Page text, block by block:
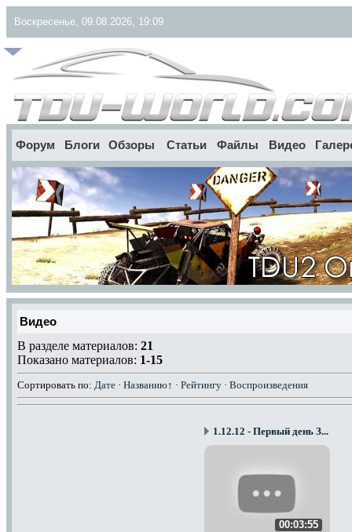
Воскресенье, 09.08.2026, 19:09
Форум Блоги Обзоры Статьи Файлы Видео
Видео
В разделе материалов: 21
Показано материалов: 1-15
Сортировать по: Дате · Названию↑ · Рейтингу · Воспроизведения
1.12.12 - Первый день З...
00:03:55